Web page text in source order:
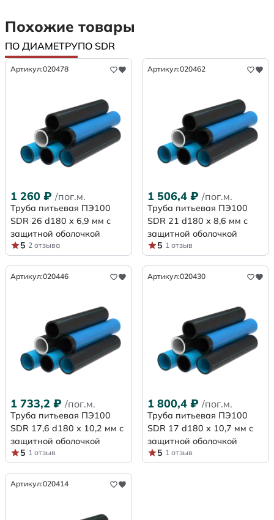
Похожие товары
ПО ДИАМЕТРУПО SDR
Артикул:020478
1 260 ₽ /пог.м.
Труба питьевая ПЭ100
SDR 26 d180 х 6,9 мм с
защитной оболочкой
5 2 отзыва
Артикул:020462
1 506,4 ₽ /пог.м.
Труба питьевая ПЭ100
SDR 21 d180 х 8,6 мм с
защитной оболочкой
5 1 отзыв
Артикул:020446
1 733,2 ₽ /пог.м.
Труба питьевая ПЭ100
SDR 17,6 d180 х 10,2 мм с
защитной оболочкой
5 1 отзыв
Артикул:020430
1 800,4 ₽ /пог.м.
Труба питьевая ПЭ100
SDR 17 d180 х 10,7 мм с
защитной оболочкой
5 1 отзыв
Артикул:020414